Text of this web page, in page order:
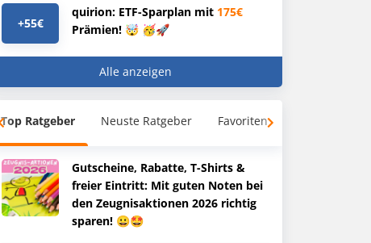
+55€
quirion: ETF-Sparplan mit 175€
Prämien! 🤯 🥳🚀
Alle anzeigen
Top Ratgeber Neuste Ratgeber Favoriten
Gutscheine, Rabatte, T-Shirts &
freier Eintritt: Mit guten Noten bei
den Zeugnisaktionen 2026 richtig
sparen! 😀🤩